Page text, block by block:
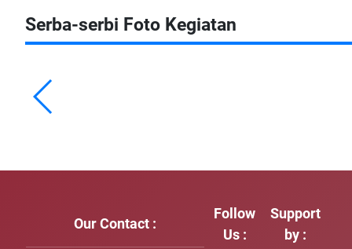
Serba-serbi Foto Kegiatan
Our Contact :
Follow
Us :
Support
by :